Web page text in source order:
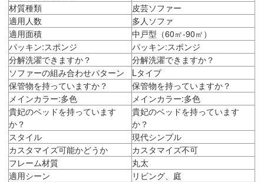
材質種類
皮芸ソファー
適用人数
多人ソファ
適用面積
中戸型（60㎡-90㎡）
パッキン:スポンジ
パッキン:スポンジ
分解洗濯できますか？
分解洗濯できますか？
ソファーの組み合わせパターン
Lタイプ
保管物を持っていますか？
保管物を持っていますか？
メインカラー:多色
メインカラー:多色
貴妃のベッドを持っています
か？
貴妃のベッドを持っています
か？
スタイル
現代シンプル
カスタマイズ可能かどうか
カスタマイズ不可
フレーム材質
丸太
適用シーン
リビング、庭